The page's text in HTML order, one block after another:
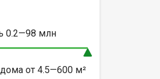
0.2—98 млн
от 4.5—600м²